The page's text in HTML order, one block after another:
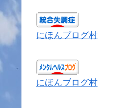
にほんブログ村
にほんブログ村